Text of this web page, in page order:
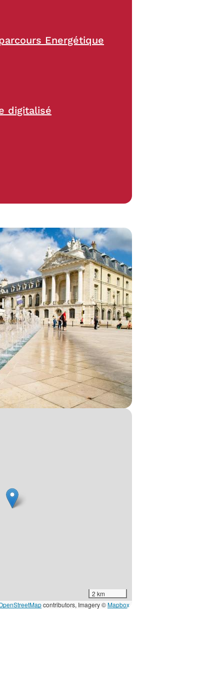
Energétique
digitalisé
2 km
contributors, Imagery ©Mapbox